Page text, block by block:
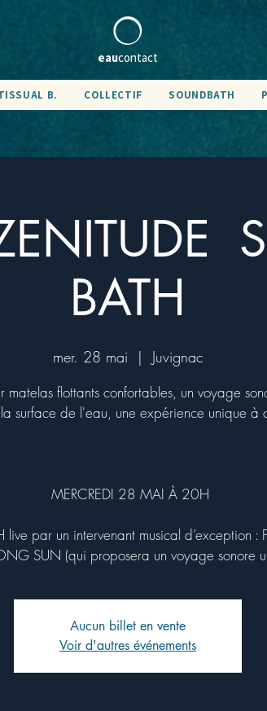
eaucontact
B. COLLECTIF SOUNDBATH
BATH
mer. 28 mai
  |
Juvignac
matelas flottants confortables, un voyage
surface de l'eau, une expérience unique à
MERCREDI 28 MAI À 20H
par un intervenant musical d’exception :
SUN (qui proposera un voyage sonore
Aucun billet en vente
Voir d'autres événements